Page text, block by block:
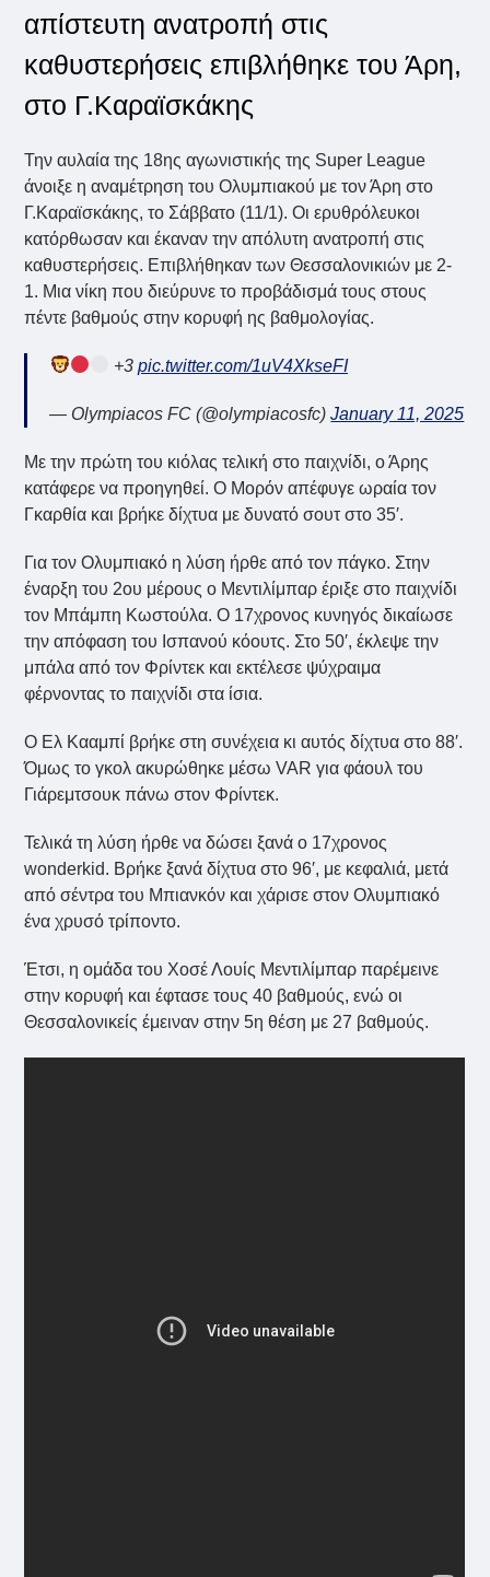
απίστευτη ανατροπή στις
καθυστερήσεις επιβλήθηκε του Άρη,
στο Γ.Καραϊσκάκης
Την αυλαία της 18ης αγωνιστικής της Super League
άνοιξε η αναμέτρηση του Ολυμπιακού με τον Άρη στο
Γ.Καραϊσκάκης, το Σάββατο (11/1). Οι ερυθρόλευκοι
κατόρθωσαν και έκαναν την απόλυτη ανατροπή στις
καθυστερήσεις. Επιβλήθηκαν των Θεσσαλονικιών με 2-
1. Μια νίκη που διεύρυνε το προβάδισμά τους στους
πέντε βαθμούς στην κορυφή ης βαθμολογίας.
+3pic.twitter.com/1uV4XkseFI
— Olympiacos FC (@olympiacosfc)January 11, 2025
Με την πρώτη του κιόλας τελική στο παιχνίδι, ο Άρης
κατάφερε να προηγηθεί. Ο Μορόν απέφυγε ωραία τον
Γκαρθία και βρήκε δίχτυα με δυνατό σουτ στο 35′.
Για τον Ολυμπιακό η λύση ήρθε από τον πάγκο. Στην
έναρξη του 2ου μέρους ο Μεντιλίμπαρ έριξε στο παιχνίδι
τον Μπάμπη Κωστούλα. Ο 17χρονος κυνηγός δικαίωσε
την απόφαση του Ισπανού κόουτς. Στο 50′, έκλεψε την
μπάλα από τον Φρίντεκ και εκτέλεσε ψύχραιμα
φέρνοντας το παιχνίδι στα ίσια.
Ο Ελ Κααμπί βρήκε στη συνέχεια κι αυτός δίχτυα στο 88′.
Όμως το γκολ ακυρώθηκε μέσω VAR για φάουλ του
Γιάρεμτσουκ πάνω στον Φρίντεκ.
Τελικά τη λύση ήρθε να δώσει ξανά ο 17χρονος
wonderkid. Βρήκε ξανά δίχτυα στο 96′, με κεφαλιά, μετά
από σέντρα του Μπιανκόν και χάρισε στον Ολυμπιακό
ένα χρυσό τρίποντο.
Έτσι, η ομάδα του Χοσέ Λουίς Μεντιλίμπαρ παρέμεινε
στην κορυφή και έφτασε τους 40 βαθμούς, ενώ οι
Θεσσαλονικείς έμειναν στην 5η θέση με 27 βαθμούς.